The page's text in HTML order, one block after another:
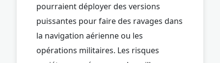
pourraient déployer des versions
puissantes pour faire des ravages dans
la navigation aérienne ou les
opérations militaires. Les risques